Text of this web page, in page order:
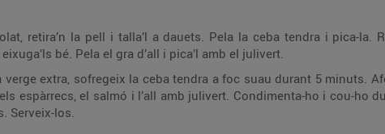
retira’n la pell i talla’l a dauets. Pela la ceba tendra i pica-la.
bé. Pela el gra d’all i pica’l amb el julivert.
verge extra, sofregeix la ceba tendra a foc suau durant 5 minuts.
espàrrecs, el salmó i l’all amb julivert. Condimenta-ho i cou-ho
Serveix-los.